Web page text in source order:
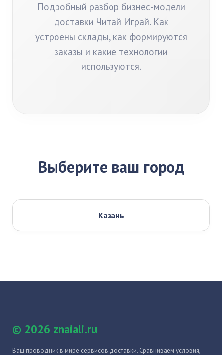
Подробный разбор бизнес-модели
доставки Читай Играй. Как
устроены склады, как формируются
заказы и какие технологии
используются.
Выберите ваш город
Казань
© 2026 znaiali.ru
Ваш проводник в мире сервисов доставки. Сравниваем условия,